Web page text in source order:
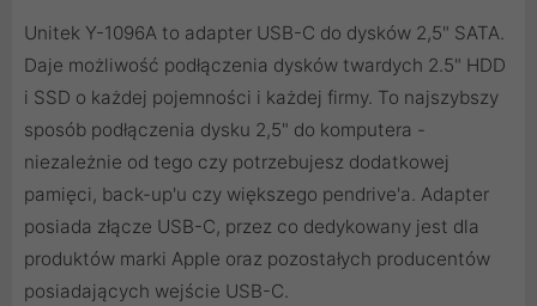
Unitek Y-1096A to adapter USB-C do dysków 2,5" SATA.
Daje możliwość podłączenia dysków twardych 2.5" HDD
i SSD o każdej pojemności i każdej firmy. To najszybszy
sposób podłączenia dysku 2,5" do komputera -
niezależnie od tego czy potrzebujesz dodatkowej
pamięci, back-up'u czy większego pendrive'a. Adapter
posiada złącze USB-C, przez co dedykowany jest dla
produktów marki Apple oraz pozostałych producentów
posiadających wejście USB-C.